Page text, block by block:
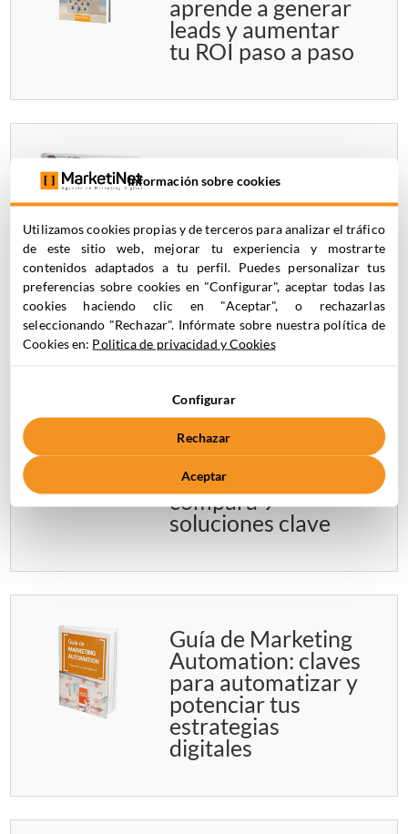
aprende a generar
leads y aumentar
tu ROI paso a paso
esenciales de
Analytics: descubre
los KPIs clave para
analizar tus
resultados
Las mejores
herramientas de
Marketing
Automation:
descubre y
compara 9
soluciones clave
Guía de Marketing
Automation: claves
para automatizar y
potenciar tus
estrategias
digitales
Información sobre cookies
Utilizamos cookies propias y de terceros para analizar el tráfico
de este sitio web, mejorar tu experiencia y mostrarte
contenidos adaptados a tu perfil. Puedes personalizar tus
preferencias sobre cookies en "Configurar", aceptar todas las
cookies haciendo clic en "Aceptar", o rechazarlas
seleccionando "Rechazar". Infórmate sobre nuestra política de
Cookies en: Politica de privacidad y Cookies
Configurar
Rechazar
Aceptar